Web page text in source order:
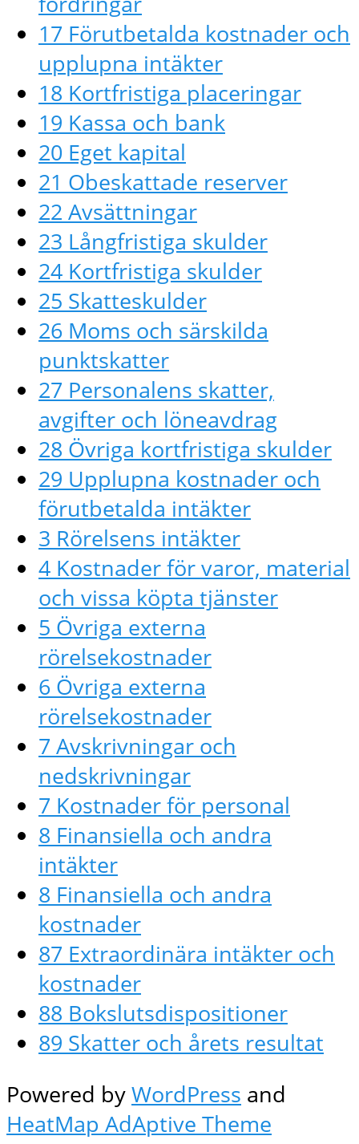
17 Förutbetalda kostnader och
upplupna intäkter
18 Kortfristiga placeringar
19 Kassa och bank
20 Eget kapital
21 Obeskattade reserver
22 Avsättningar
23 Långfristiga skulder
24 Kortfristiga skulder
25 Skatteskulder
26 Moms och särskilda
punktskatter
27 Personalens skatter,
avgifter och löneavdrag
28 Övriga kortfristiga skulder
29 Upplupna kostnader och
förutbetalda intäkter
3 Rörelsens intäkter
4 Kostnader för varor, material
och vissa köpta tjänster
5 Övriga externa
rörelsekostnader
6 Övriga externa
rörelsekostnader
7 Avskrivningar och
nedskrivningar
7 Kostnader för personal
8 Finansiella och andra
intäkter
8 Finansiella och andra
kostnader
87 Extraordinära intäkter och
kostnader
88 Bokslutsdispositioner
89 Skatter och årets resultat
Powered byWordPress and
HeatMap AdAptive Theme